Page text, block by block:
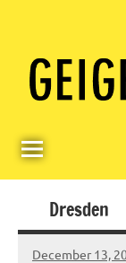
content
Dresden
December 13,